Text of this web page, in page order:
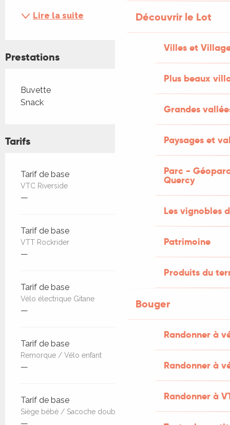
Découvrir le Lot
Villes et
Plus beaux
Grandes
Paysages et
Parc -
Quercy
Les vignobles
Patrimoine
Produits du
Bouger
Randonner à
Randonner à
Randonner à
Lire la suite
Prestations
Buvette
Snack
Tarifs
Tarifs 2026
Tarif de base
VTC Riverside
—
Tarif de base
VTT Rockrider
—
Tarif de base
Vélo électrique Gitane
—
Tarif de base
Remorque / Vélo enfant
—
Tarif de base
Siège bébé / Sacoche double